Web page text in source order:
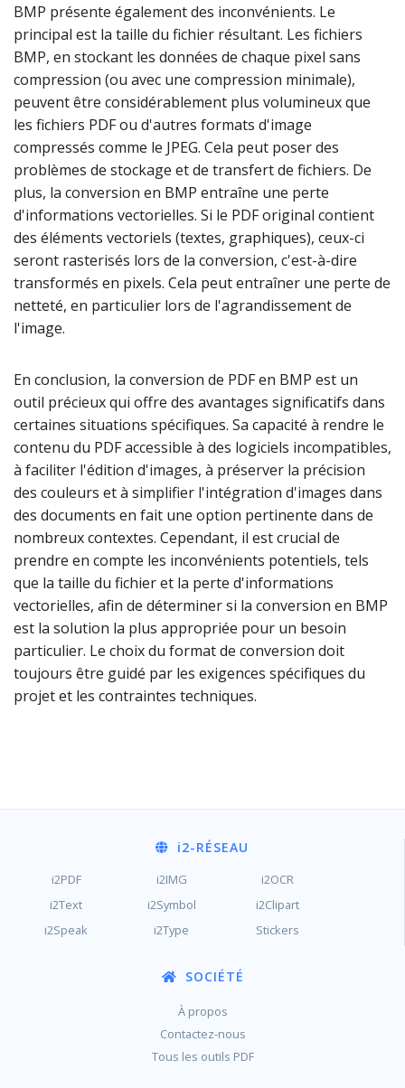
BMP présente également des inconvénients. Le
principal est la taille du fichier résultant. Les fichiers
BMP, en stockant les données de chaque pixel sans
compression (ou avec une compression minimale),
peuvent être considérablement plus volumineux que
les fichiers PDF ou d'autres formats d'image
compressés comme le JPEG. Cela peut poser des
problèmes de stockage et de transfert de fichiers. De
plus, la conversion en BMP entraîne une perte
d'informations vectorielles. Si le PDF original contient
des éléments vectoriels (textes, graphiques), ceux-ci
seront rasterisés lors de la conversion, c'est-à-dire
transformés en pixels. Cela peut entraîner une perte de
netteté, en particulier lors de l'agrandissement de
l'image.
En conclusion, la conversion de PDF en BMP est un
outil précieux qui offre des avantages significatifs dans
certaines situations spécifiques. Sa capacité à rendre le
contenu du PDF accessible à des logiciels incompatibles,
à faciliter l'édition d'images, à préserver la précision
des couleurs et à simplifier l'intégration d'images dans
des documents en fait une option pertinente dans de
nombreux contextes. Cependant, il est crucial de
prendre en compte les inconvénients potentiels, tels
que la taille du fichier et la perte d'informations
vectorielles, afin de déterminer si la conversion en BMP
est la solution la plus appropriée pour un besoin
particulier. Le choix du format de conversion doit
toujours être guidé par les exigences spécifiques du
projet et les contraintes techniques.
i2-RÉSEAU
i2PDF i2IMG
i2OCR
i2Text
i2Symbol
i2Clipart
i2Speak
i2Type Stickers
SOCIÉTÉ
À propos
Contactez-nous
Tous les outils PDF